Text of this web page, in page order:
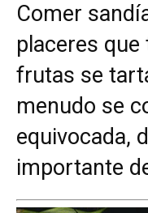
Comer
placeres que
frutas se
menudo se
equivocada,
importante